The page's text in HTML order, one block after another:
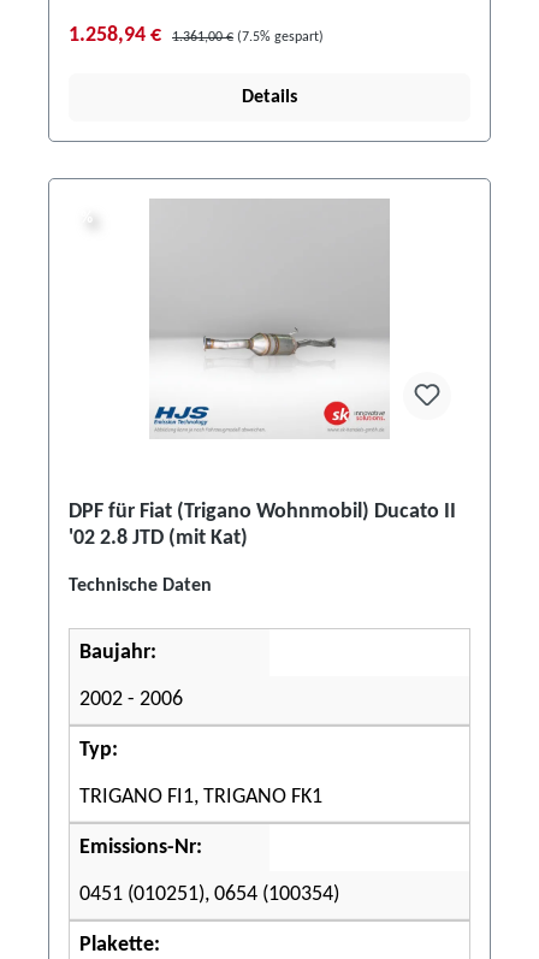
1.258,94 € 1.361,00 € (7.5% gespart)
Details
DPF für Fiat (Trigano Wohnmobil) Ducato II
'02 2.8 JTD (mit Kat)
Technische Daten
Baujahr:
2002 - 2006
Typ:
TRIGANO FI1, TRIGANO FK1
Emissions-Nr:
0451 (010251), 0654 (100354)
Plakette: